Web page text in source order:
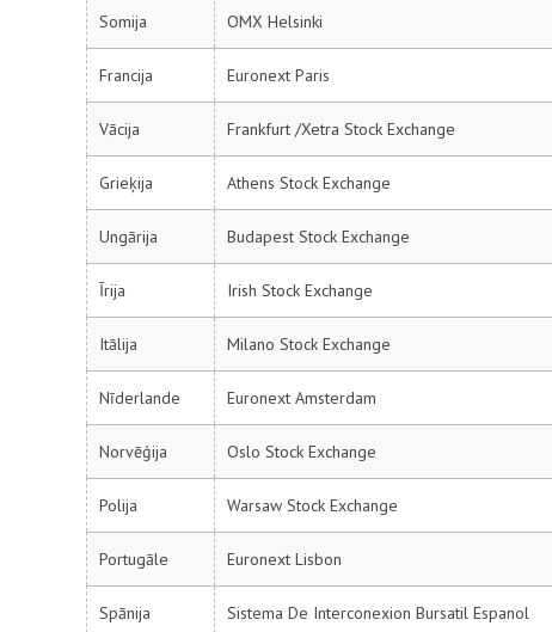
Somija OMX Helsinki
Francija Euronext Paris
Vācija Frankfurt /Xetra Stock Exchange
Grieķija Athens Stock Exchange
Ungārija Budapest Stock Exchange
Īrija Irish Stock Exchange
Itālija Milano Stock Exchange
Nīderlande Euronext Amsterdam
Norvēģija Oslo Stock Exchange
Polija Warsaw Stock Exchange
Portugāle Euronext Lisbon
Spānija Sistema De Interconexion Bursatil Espanol